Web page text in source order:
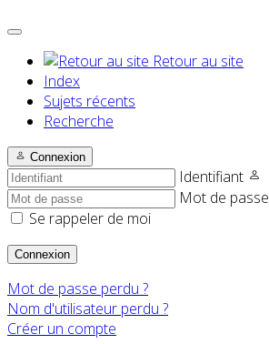
Retour au site
Index
Sujets récents
Recherche
Connexion
Identifiant
Mot de passe
Se rappeler de moi
Connexion
Mot de passe perdu ?
Nom d'utilisateur perdu ?
Créer un compte